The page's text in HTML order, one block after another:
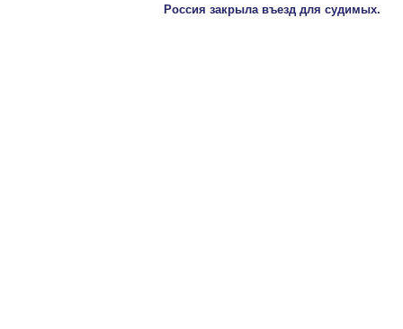
Россия закрыла въезд для судимых.